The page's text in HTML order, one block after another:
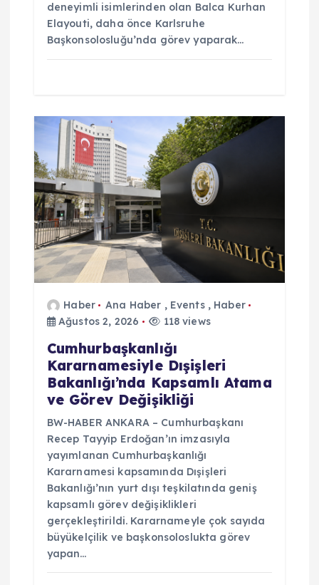
deneyimli isimlerinden olan Balca Kurhan
Elayouti, daha önce Karlsruhe
Başkonsolosluğu’nda görev yaparak…
Haber Ana Haber , Events, Haber
Ağustos 2, 2026
118 views
Cumhurbaşkanlığı
Kararnamesiyle Dışişleri
Bakanlığı’nda Kapsamlı Atama
ve Görev Değişikliği
BW-HABER ANKARA – Cumhurbaşkanı
Recep Tayyip Erdoğan’ın imzasıyla
yayımlanan Cumhurbaşkanlığı
Kararnamesi kapsamında Dışişleri
Bakanlığı’nın yurt dışı teşkilatında geniş
kapsamlı görev değişiklikleri
gerçekleştirildi. Kararnameyle çok sayıda
büyükelçilik ve başkonsoloslukta görev
yapan…